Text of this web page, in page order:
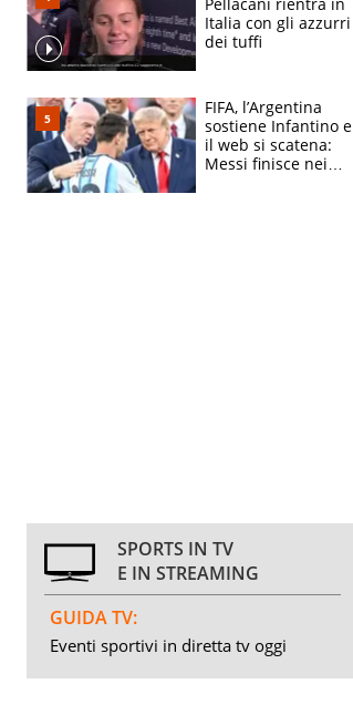
Italia con gli azzurri
dei tuffi
FIFA, l’Argentina
sostiene Infantino e
il web si scatena:
Messi finisce nei
SPORTS IN TV
E IN STREAMING
GUIDA TV:
Eventi sportivi in diretta tv oggi